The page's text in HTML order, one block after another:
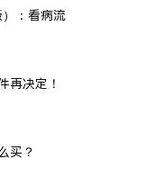
：看病流
再决定！
买？